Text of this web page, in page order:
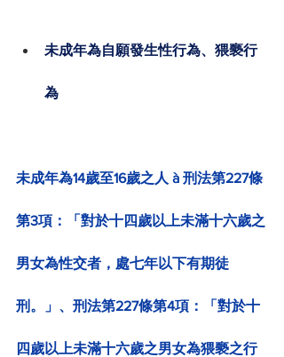
未成年為自願發生性行為、猥褻行
為
未成年為14歲至16歲之人 à 刑法第227條
第3項：「對於十四歲以上未滿十六歲之
男女為性交者，處七年以下有期徒
刑。」、刑法第227條第4項：「對於十
四歲以上未滿十六歲之男女為猥褻之行